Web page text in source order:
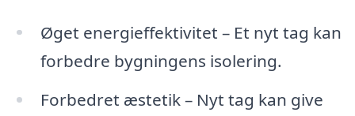
Øget energieffektivitet – Et nyt tag kan
forbedre bygningens isolering.
Forbedret æstetik – Nyt tag kan give